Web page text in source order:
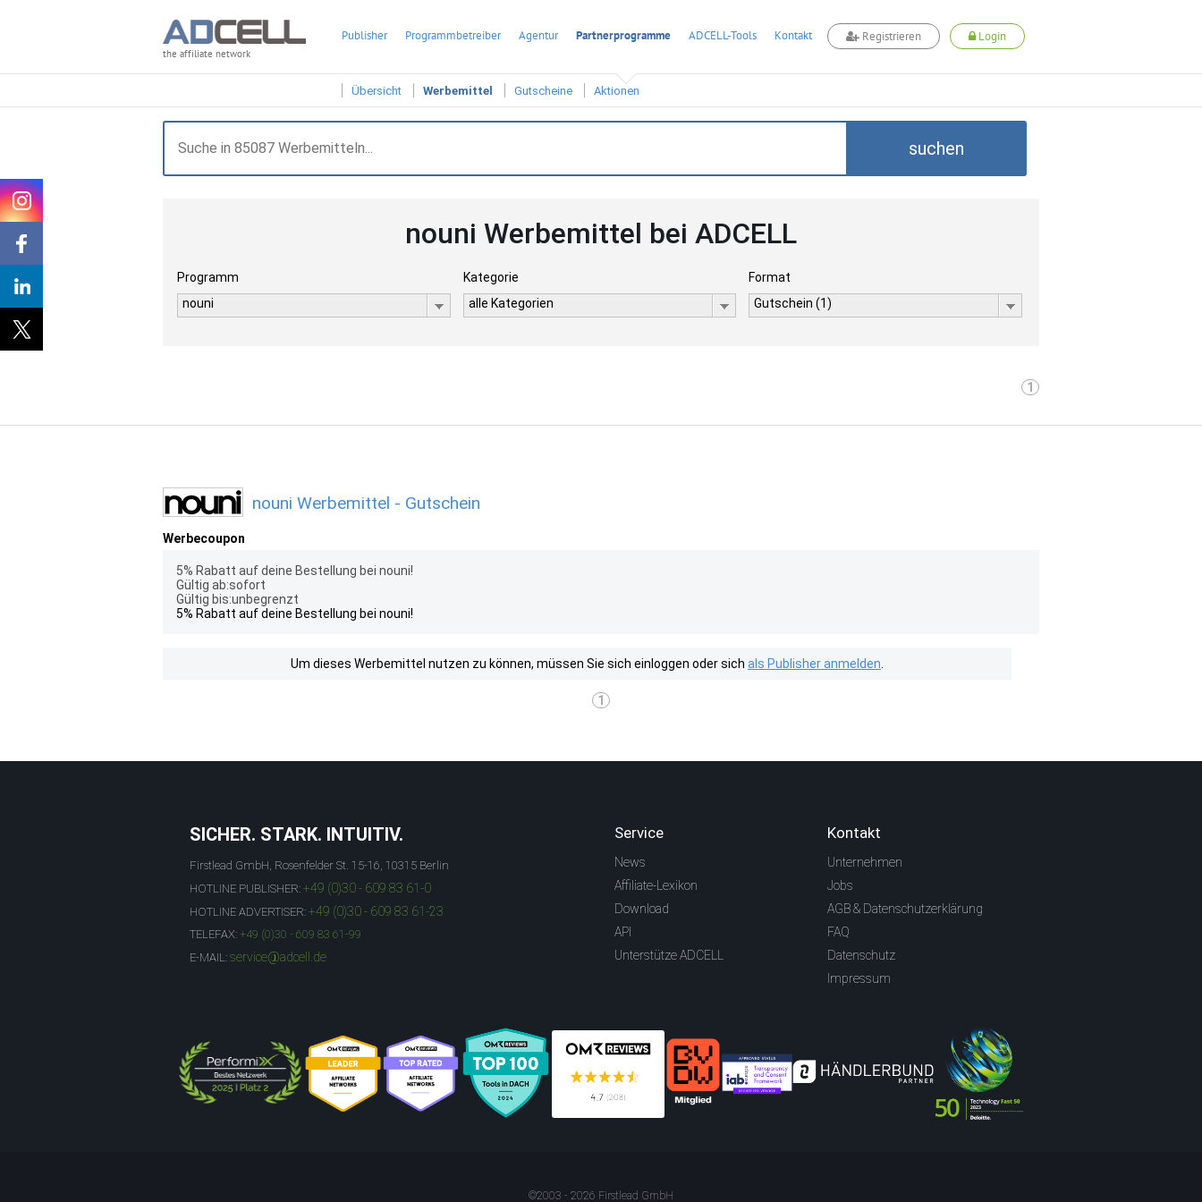
the affiliate network
Publisher Programmbetreiber Agentur Partnerprogramme ADCELL-Tools Kontakt Registrieren Login
Übersicht Werbemittel Gutscheine Aktionen
suchen
nouni Werbemittel bei ADCELL
Programm
nouni
Kategorie
alle Kategorien
Format
Gutschein (1)
1
nouni Werbemittel - Gutschein
Werbecoupon
5% Rabatt auf deine Bestellung bei nouni!
Gültig ab:sofort
Gültig bis:unbegrenzt
5% Rabatt auf deine Bestellung bei nouni!
Um dieses Werbemittel nutzen zu können, müssen Sie sich einloggen oder sich als Publisher anmelden
1
SICHER. STARK. INTUITIV.
Firstlead GmbH, Rosenfelder St. 15-16, 10315 Berlin
HOTLINE PUBLISHER: +49 (0)30 - 609 83 61-0
HOTLINE ADVERTISER: +49 (0)30 - 609 83 61-23
TELEFAX: +49 (0)30 - 609 83 61-99
E-MAIL: service@adcell.de
Service
News
Affiliate-Lexikon
Download
API
Unterstütze ADCELL
Kontakt
Unternehmen
Jobs
AGB & Datenschutzerklärung
FAQ
Datenschutz
Impressum
©2003 - 2026 Firstlead GmbH